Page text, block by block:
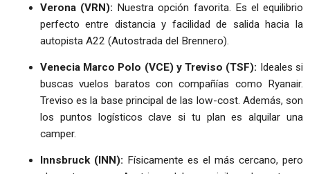
Verona (VRN): Nuestra opción favorita. Es el equilibrio
perfecto entre distancia y facilidad de salida hacia la
autopista A22 (Autostrada del Brennero).
Venecia Marco Polo (VCE) y Treviso (TSF): Ideales si
buscas vuelos baratos con compañías como Ryanair.
Treviso es la base principal de las low-cost. Además, son
los puntos logísticos clave si tu plan es alquilar una
camper.
Innsbruck (INN): Físicamente es el más cercano, pero